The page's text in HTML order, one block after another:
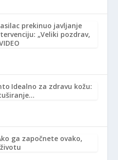
prekinuo javljanje
„Veliki pozdrav,
Idealno za zdravu kožu:
ga započnete ovako,